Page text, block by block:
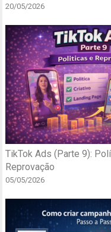
20/05/2026
TikTok Ads (Parte 9):
Reprovação
05/05/2026